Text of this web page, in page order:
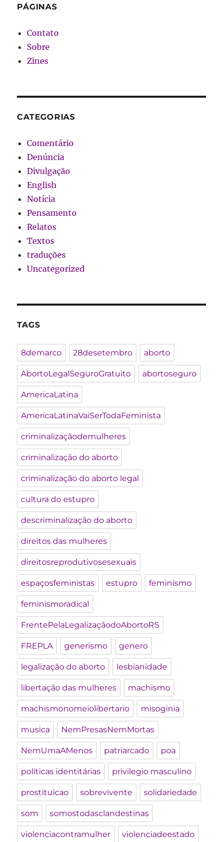
PÁGINAS
Contato
Sobre
Zines
CATEGORIAS
Comentário
Denúncia
Divulgação
English
Notícia
Pensamento
Relatos
Textos
traduções
Uncategorized
TAGS
8demarco 28desetembro aborto
AbortoLegalSeguroGratuito abortoseguro
AmericaLatina
AmericaLatinaVaiSerTodaFeminista
criminalizaçãodemulheres
criminalização do aborto
criminalização do aborto legal
cultura do estupro
descriminalização do aborto
direitos das mulheres
direitosreprodutivosesexuais
espaçosfeministas estupro feminismo
feminismoradical
FrentePelaLegalizaçãodoAbortoRS
FREPLA generismo genero
legalização do aborto lesbianidade
libertação das mulheres machismo
machismonomeiolibertario misoginia
musica NemPresasNemMortas
NemUmaAMenos patriarcado poa
políticas identitárias privilegio masculino
prostituicao sobrevivente solidariedade
som somostodasclandestinas
violenciacontramulher violenciadeestado